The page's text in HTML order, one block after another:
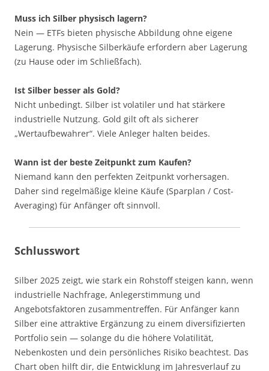
Muss ich Silber physisch lagern?
Nein — ETFs bieten physische Abbildung ohne eigene
Lagerung. Physische Silberkäufe erfordern aber Lagerung
(zu Hause oder im Schließfach).
Ist Silber besser als Gold?
Nicht unbedingt. Silber ist volatiler und hat stärkere
industrielle Nutzung. Gold gilt oft als sicherer
„Wertaufbewahrer“. Viele Anleger halten beides.
Wann ist der beste Zeitpunkt zum Kaufen?
Niemand kann den perfekten Zeitpunkt vorhersagen.
Daher sind regelmäßige kleine Käufe (Sparplan / Cost-
Averaging) für Anfänger oft sinnvoll.
Schlusswort
Silber 2025 zeigt, wie stark ein Rohstoff steigen kann, wenn
industrielle Nachfrage, Anlegerstimmung und
Angebotsfaktoren zusammentreffen. Für Anfänger kann
Silber eine attraktive Ergänzung zu einem diversifizierten
Portfolio sein — solange du die höhere Volatilität,
Nebenkosten und dein persönliches Risiko beachtest. Das
Chart oben hilft dir, die Entwicklung im Jahresverlauf zu